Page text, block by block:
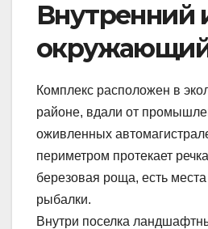
Внутренний
Комплекс расположен в
районе, вдали от
оживленных
периметром протекает
березовая роща, есть
рыбалки.
Внутри поселка